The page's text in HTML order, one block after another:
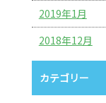
2019年1月
2018年12月
カテゴリー